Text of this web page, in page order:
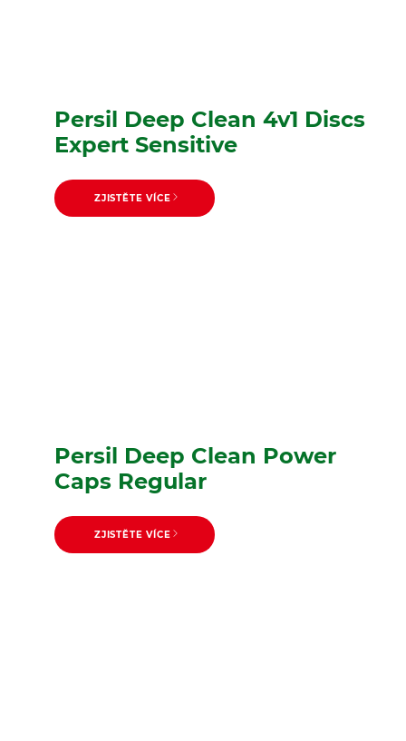
Persil Deep Clean 4v1 Discs
Expert Sensitive
ZJISTĚTE VÍCE
Persil Deep Clean Power
Caps Regular
ZJISTĚTE VÍCE